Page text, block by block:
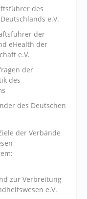
des
e.V.
der
eHealth der
e.V.
der
des
des Deutschen
der Verbände
zur Verbreitung
e.V.